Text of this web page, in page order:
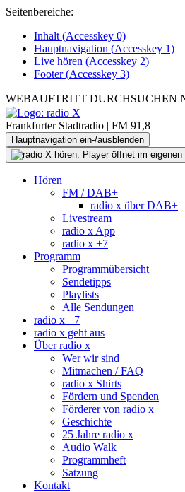
Seitenbereiche:
Inhalt (Accesskey 0)
Hauptnavigation (Accesskey 1)
Live hören (Accesskey 2)
Footer(Accesskey 3)
WEBAUFTRITT DURCHSUCHEN
Frankfurter Stadtradio | FM 91,8
Hauptnavigation ein-/ausblenden
Hören
FM / DAB+
radio x über DAB+
Livestream
radio x App
radio x +7
Programm
Programmübersicht
Sendetipps
Playlists
Alle Sendungen
radio x +7
radio x geht aus
Über radio x
Wer wir sind
Mitmachen / FAQ
radio x Shirts
Fördern und Spenden
Förderer von radio x
Geschichte
25 Jahre radio x
Audio Walk
Programmheft
Satzung
Kontakt